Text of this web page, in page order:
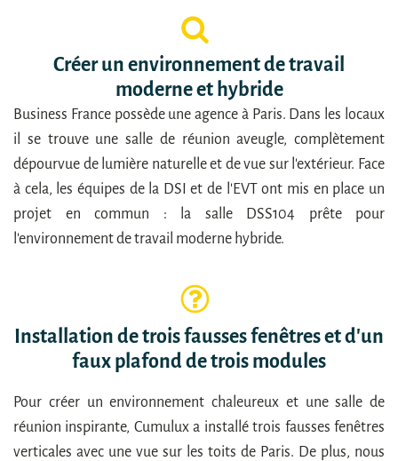
Créer un environnement de travail
moderne et hybride
Business France possède une agence à Paris. Dans les locaux
il se trouve une salle de réunion aveugle, complètement
dépourvue de lumière naturelle et de vue sur l'extérieur. Face
à cela, les équipes de la DSI et de l'EVT ont mis en place un
projet en commun : la salle DSS104 prête pour
l'environnement de travail moderne hybride.
Installation de trois fausses fenêtres et d'un
faux plafond de trois modules
Pour créer un environnement chaleureux et une salle de
réunion inspirante, Cumulux a installé trois fausses fenêtres
verticales avec une vue sur les toits de Paris. De plus, nous